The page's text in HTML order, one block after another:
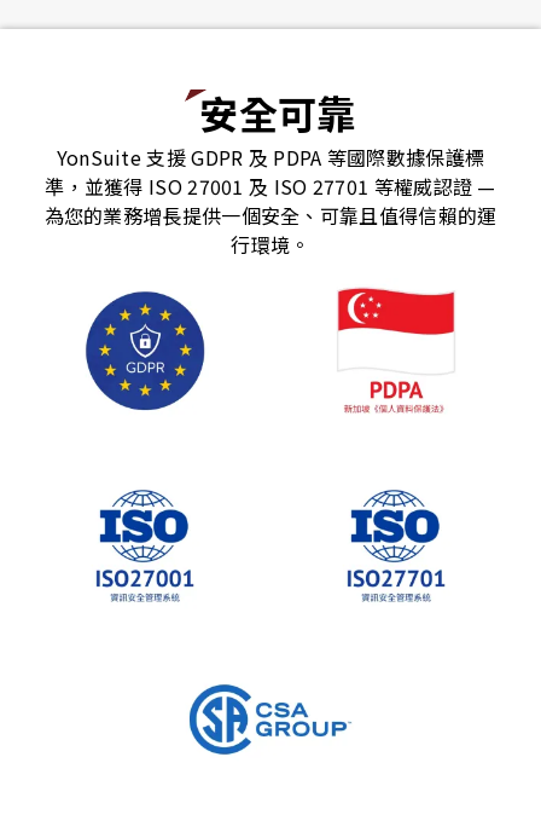
安全可靠
YonSuite 支援 GDPR 及 PDPA 等國際數據保護標
準，並獲得 ISO 27001 及 ISO 27701 等權威認證 —
為您的業務增長提供一個安全、可靠且值得信賴的運
行環境。